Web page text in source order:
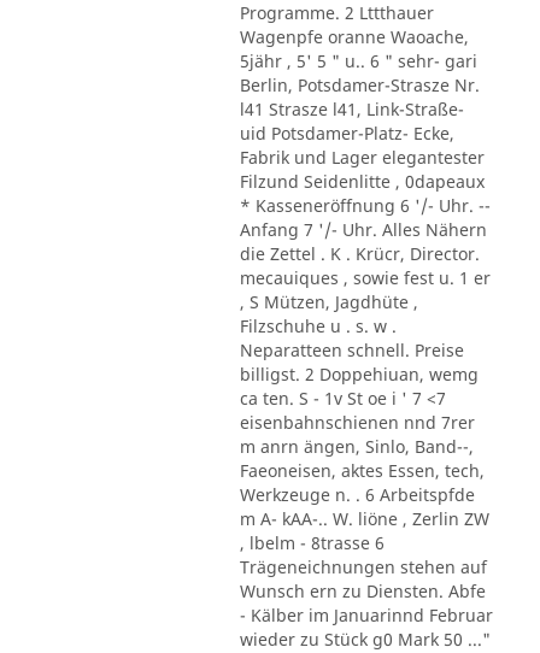
Programme. 2 Lttthauer
Wagenpfe oranne Waoache,
5jähr , 5' 5 " u.. 6 " sehr- gari
Berlin, Potsdamer-Strasze Nr.
l41 Strasze l41, Link-Straße-
uid Potsdamer-Platz- Ecke,
Fabrik und Lager elegantester
Filzund Seidenlitte , 0dapeaux
* Kasseneröffnung 6 '/- Uhr. --
Anfang 7 '/- Uhr. Alles Nähern
die Zettel . K . Krücr, Director.
mecauiques , sowie fest u. 1 er
, S Mützen, Jagdhüte ,
Filzschuhe u . s. w .
Neparatteen schnell. Preise
billigst. 2 Doppehiuan, wemg
ca ten. S - 1v St oe i ' 7 <7
eisenbahnschienen nnd 7rer
m anrn ängen, Sinlo, Band--,
Faeoneisen, aktes Essen, tech,
Werkzeuge n. . 6 Arbeitspfde
m A- kAA-.. W. liöne , Zerlin ZW
, lbelm - 8trasse 6
Trägeneichnungen stehen auf
Wunsch ern zu Diensten. Abfe
- Kälber im Januarinnd Februar
wieder zu Stück g0 Mark 50 ..."